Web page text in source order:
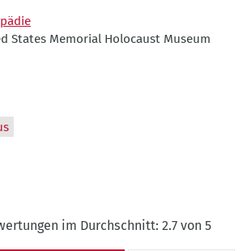
States Memorial Holocaust Museum
im Durchschnitt: 2.7 von 5